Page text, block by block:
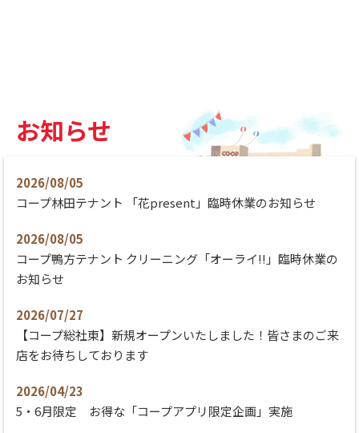
お知らせ
2026/08/05
コープ林田テナント 「花present」臨時休業のお知らせ
2026/08/05
コープ鴨方テナント クリーニング「オーライ!!」​臨時休業の
お知らせ
2026/07/27
【コープ総社東】新規オープンいたしました！皆さまのご来
店をお待ちしております
2026/04/23
5・6月限定 お得な「コープアプリ限定企画」実施